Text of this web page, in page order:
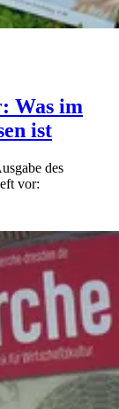
Was im
ist
des
vor: